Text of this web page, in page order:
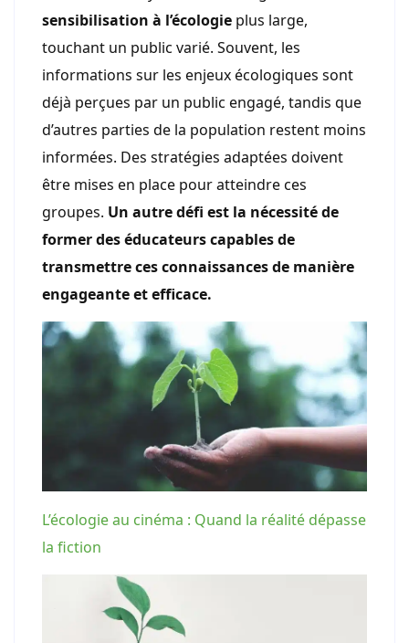
sensibilisation à l’écologie plus large,
touchant un public varié. Souvent, les
informations sur les enjeux écologiques sont
déjà perçues par un public engagé, tandis que
d’autres parties de la population restent moins
informées. Des stratégies adaptées doivent
être mises en place pour atteindre ces
groupes. Un autre défi est la nécessité de
former des éducateurs capables de
transmettre ces connaissances de manière
engageante et efficace.
L’écologie au cinéma : Quand la réalité dépasse
la fiction